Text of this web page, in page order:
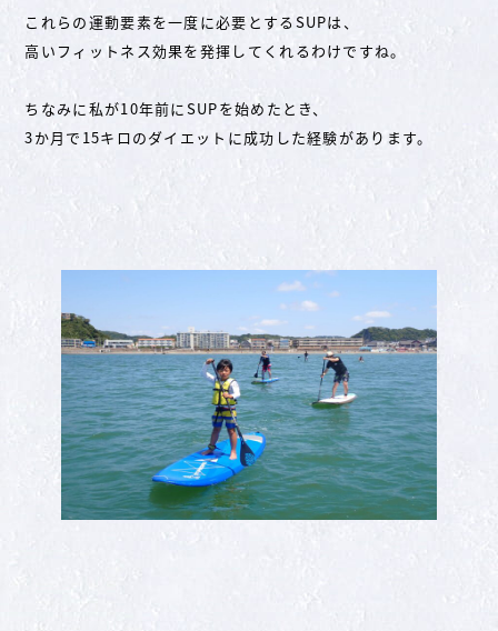
これらの運動要素を一度に必要とするSUPは、
高いフィットネス効果を発揮してくれるわけですね。
ちなみに私が10年前にSUPを始めたとき、
3か月で15キロのダイエットに成功した経験があります。